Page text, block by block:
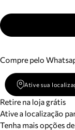
Compre pelo
Ative sua
Retire na loja grátis
Ative a localização
Tenha mais opções